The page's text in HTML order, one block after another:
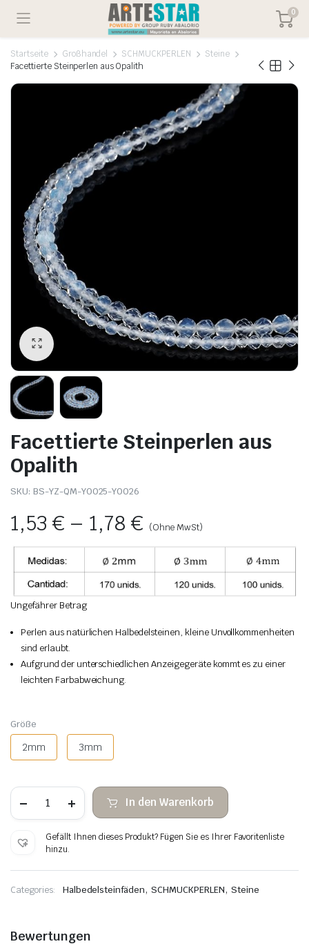
0
Startseite Großhandel SCHMUCKPERLEN
Steine
Facettierte Steinperlen aus Opalith
Facettierte Steinperlen aus
Opalith
SKU: BS-YZ-QM-Y0025-Y0026
1,53€ – 1,78€ (Ohne MwSt)
Ungefährer Betrag
Perlen aus natürlichen Halbedelsteinen, kleine Unvollkommenheiten
sind erlaubt.
Aufgrund der unterschiedlichen Anzeigegeräte kommt es zu einer
leichten Farbabweichung.
Größe
2mm 3mm
Steinperlen
Menge
In den Warenkorb
Gefällt Ihnen dieses Produkt? Fügen Sie es Ihrer Favoritenliste
hinzu.
Categories: Halbedelsteinfäden,SCHMUCKPERLEN, Steine
Bewertungen